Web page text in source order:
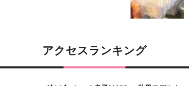
アクセスランキング